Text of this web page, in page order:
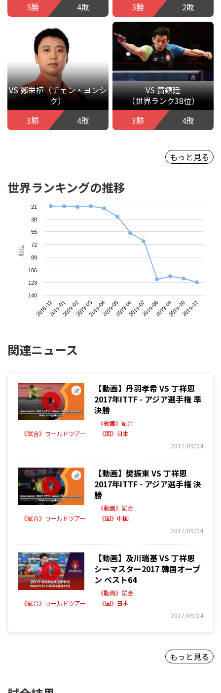
5勝
4敗
5勝
2敗
VS 鄭栄植（チェン・ヨンシ
ク）
3勝
4敗
VS 黄鎮廷
（世界ランク38位）
3勝
4敗
もっと見る
世界ランキングの推移
順位
2018-122019-012019-022019-032019-042019-052019-062019-072019-082019-092019-102019-11
21
38
55
72
89
106
123
140
関連ニュース
【動画】丹羽孝希 VS 丁祥恩
2017年ITTF - アジア選手権 準
決勝
《動画》試合
《試合》ワールドツアー
《国》日本
2017/09/04
【動画】樊振東 VS 丁祥恩
2017年ITTF - アジア選手権 決
勝
《動画》試合
《試合》ワールドツアー
《国》中国
2017/09/04
【動画】及川瑞基 VS 丁祥恩
シーマスター2017 韓国オープ
ン ベスト64
《動画》試合
《試合》ワールドツアー
《国》日本
2017/09/04
もっと見る